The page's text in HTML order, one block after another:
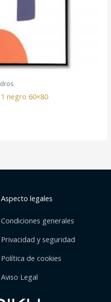
negro 60×80
Aspecto legales
Condiciones generales
Privacidad y seguridad
Política de cookies
Aviso Legal